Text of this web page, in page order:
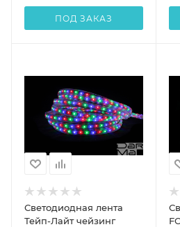
ПОД ЗАКАЗ
Светодиодная лента
Тейп-Лайт чейзинг